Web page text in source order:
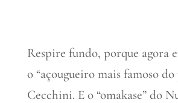
Respire fundo, porque agora
o “açougueiro mais famoso do
Cecchini. E o “omakase” do